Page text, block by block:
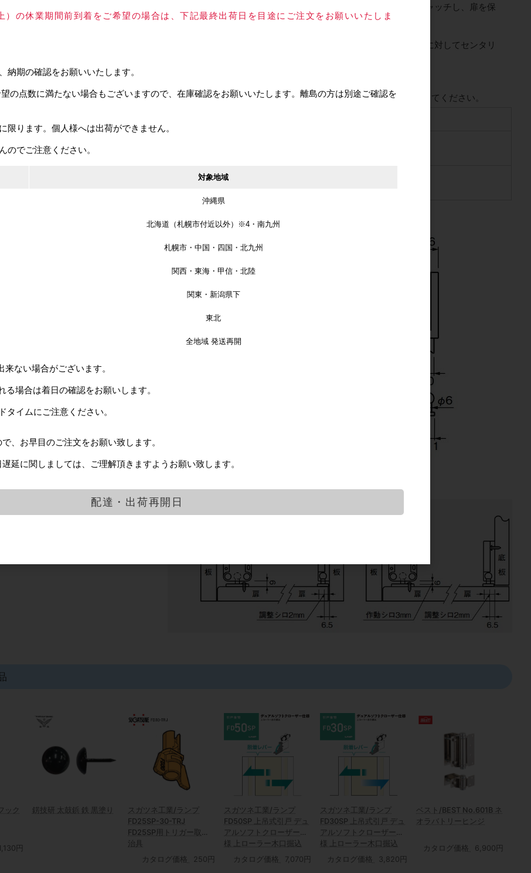
で軽く押しつけるだけで、アームがストライクをしっかりキャッチし、扉を保
持します。
ストライクは、中心からφ3mmの範囲で可動するため、本体に対してセンタリ
注意 スライドヒンジ使用の場合は、キャッチなしを使用してください。
付属ネジ
ック
円
錺技研 太鼓鋲 鉄 黒塗り
スガツネ工業/ランプ
FD25SP-30-TRJ
FD25SP用トリガー取付
治具
カタログ価格
250円
スガツネ工業/ランプ
FD50SP 上吊式引戸 デュ
アルソフトクローザー仕
様 上ローラー木口掘込
カタログ価格
7,070円
スガツネ工業/ランプ
FD30SP 上吊式引戸 デュ
アルソフトクローザー仕
様 上ローラー木口掘込
カタログ価格
3,820円
ベスト/BEST No.601B ネ
オラバトリーヒンジ
カタログ価格 6,900円
の休業期間前到着をご希望の場合は、下記最終出荷日を目途にご注文をお願いいたしま
納期の確認をお願いいたします。
の点数に満たない場合もございますので、在庫確認をお願いいたします。離島の方は別途ご確認を
限ります。個人様へは出荷ができません。
のでご注意ください。
対象地域
沖縄県
北海道（札幌市付近以外）※4・南九州
札幌市・中国・四国・北九州
関西・東海・甲信・北陸
関東・新潟県下
東北
全地域 発送再開
ない場合がございます。
場合は着日の確認をお願いします。
イムにご注意ください。
、お早目のご注文をお願い致します。
延に関しましては、ご理解頂きますようお願い致します。
配達・出荷再開日